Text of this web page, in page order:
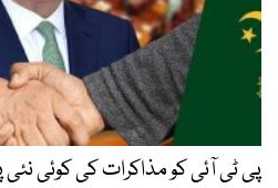
پی ٹی آئی کو مذاکرات کی کوئی